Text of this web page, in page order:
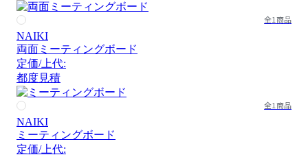
全1商品
NAIKI
両面ミーティングボード
定価/上代:
都度見積
全1商品
NAIKI
ミーティングボード
定価/上代: